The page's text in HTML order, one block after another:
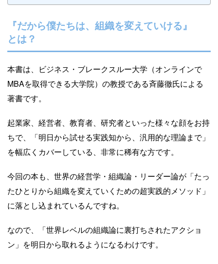
『だから僕たちは、組織を変えていける』
とは？
本書は、ビジネス・ブレークスルー大学（オンラインで
MBAを取得できる大学院）の教授である斉藤徹氏による
著書です。
起業家、経営者、教育者、研究者といった様々な顔をお持
ちで、「明日から試せる実践知から、汎用的な理論まで」
を幅広くカバーしている、非常に稀有な方です。
今回の本も、世界の経営学・組織論・リーダー論が「たっ
たひとりから組織を変えていくための超実践的メソッド」
に落とし込まれているんですね。
なので、「世界レベルの組織論に裏打ちされたアクショ
ン」を明日から取れるようになるわけです。